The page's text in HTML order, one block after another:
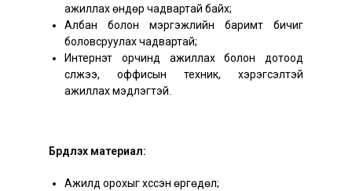
ажиллах өндөр чадвартай байх;
Албан болон мэргэжлийн баримт бичиг
боловсруулах чадвартай;
Интернэт орчинд ажиллах болон дотоод
сүлжээ, оффисын техник, хэрэгсэлтэй
ажиллах мэдлэгтэй.
Бүрдүүлэх материал:
Ажилд орохыг хүссэн өргөдөл;